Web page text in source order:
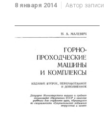
8 января 2014 Автор записи